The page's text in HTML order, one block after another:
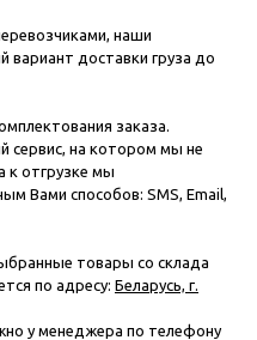
наши
вариант доставки груза до
заказа.
сервис, на котором мы не
к отгрузке мы
Вами способов: SMS, Email,
товары со склада
по адресу: Беларусь, г.
у менеджера по телефону